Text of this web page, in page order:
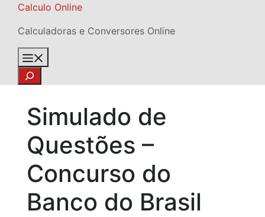
Skip
content
Calculo Online
Calculadoras e Conversores Online
Search
Simulado de
Questões –
Concurso do
Banco do Brasil